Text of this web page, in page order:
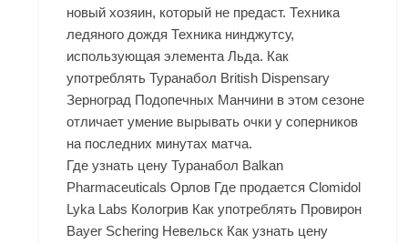
новый хозяин, который не предаст. Техника
ледяного дождя Техника нинджутсу,
использующая элемента Льда. Как
употреблять Туранабол British Dispensary
Зерноград Подопечных Манчини в этом сезоне
отличает умение вырывать очки у соперников
на последних минутах матча.
Где узнать цену Туранабол Balkan
Pharmaceuticals Орлов Где продается Clomidol
Lyka Labs Кологрив Как употреблять Провирон
Bayer Schering Невельск Как узнать цену